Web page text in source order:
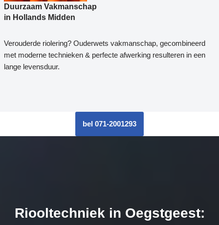
Duurzaam Vakmanschap
in Hollands Midden
Verouderde riolering? Ouderwets vakmanschap, gecombineerd
met moderne technieken & perfecte afwerking resulteren in een
lange levensduur.
bel 071-2001293
Riooltechniek in Oegstgeest: